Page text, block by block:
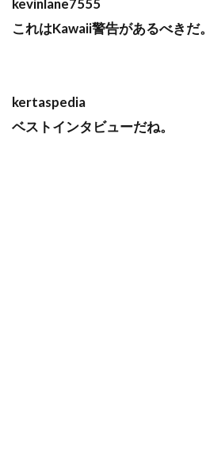
kevinlane7555
これはKawaii警告があるべきだ。
kertaspedia
ベストインタビューだね。